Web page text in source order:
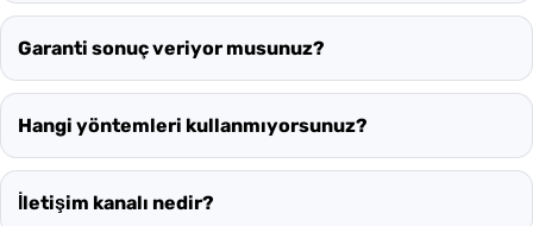
Garanti sonuç veriyor musunuz?
Hangi yöntemleri kullanmıyorsunuz?
İletişim kanalı nedir?